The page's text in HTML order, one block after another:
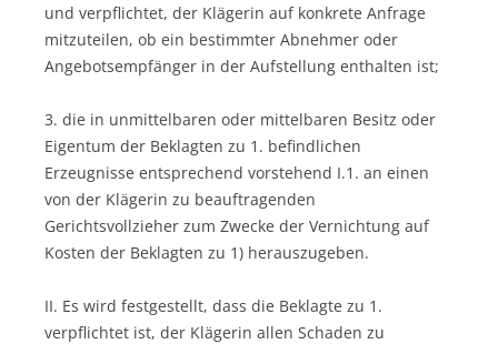
und verpflichtet, der Klägerin auf konkrete Anfrage
mitzuteilen, ob ein bestimmter Abnehmer oder
Angebotsempfänger in der Aufstellung enthalten ist;
3. die in unmittelbaren oder mittelbaren Besitz oder
Eigentum der Beklagten zu 1. befindlichen
Erzeugnisse entsprechend vorstehend I.1. an einen
von der Klägerin zu beauftragenden
Gerichtsvollzieher zum Zwecke der Vernichtung auf
Kosten der Beklagten zu 1) herauszugeben.
II. Es wird festgestellt, dass die Beklagte zu 1.
verpflichtet ist, der Klägerin allen Schaden zu